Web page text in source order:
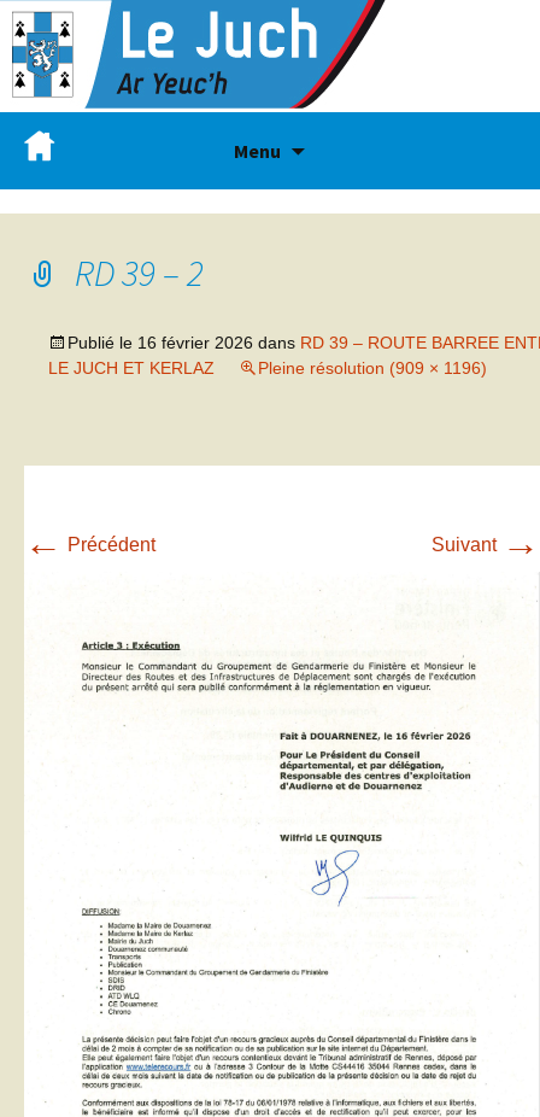
Menu
RD 39 – 2
Publié le 16 février 2026 dans RD 39 – ROUTE BARREE
LE JUCH ET KERLAZ
Pleine résolution (909 × 1196)
← Précédent Suivant →